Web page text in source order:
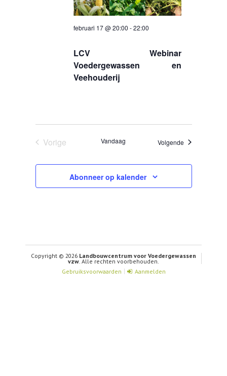
LCV Webinar
Voedergewassen en
Veehouderij
februari 17 @ 20:00 -22:00
Vorige
Vandaag Volgende Evenementen
Abonneer op kalender
Copyright © 2026 Landbouwcentrum voor Voedergewassen
vzw. Alle rechten voorbehouden.
Gebruiksvoorwaarden
Aanmelden